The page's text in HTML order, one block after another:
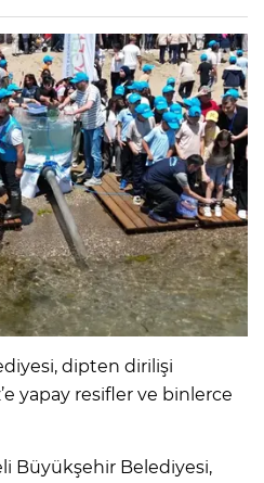
dipten dirilişi
yapay resifler ve binlerce
Büyükşehir Belediyesi,